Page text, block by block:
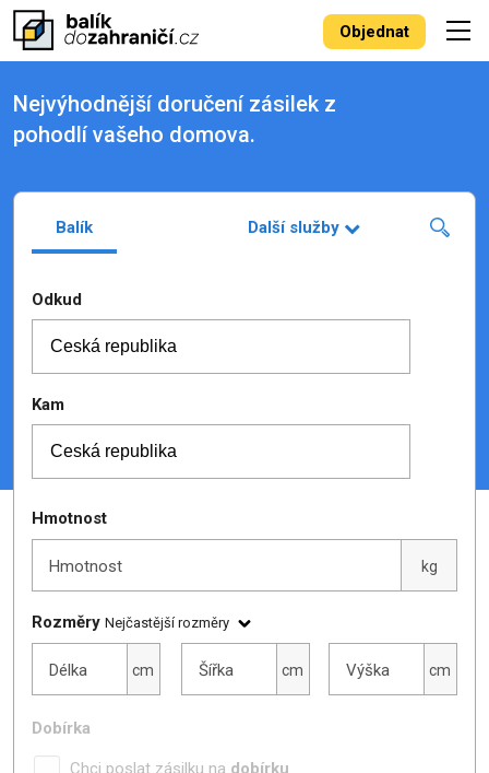
Objednat
Nejvýhodnější doručení zásilek z
pohodlí vašeho domova.
Balík Další služby
Odkud
Kam
Hmotnost
Hmotnost kg
Rozměry Nejčastější rozměry
Délka cm Šířka cm Výška cm
Dobírka
Chci poslat zásilku na dobírku